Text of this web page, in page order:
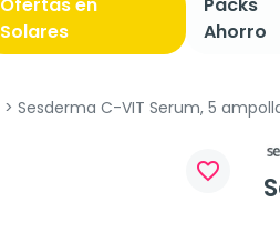
Solares
Ahorro
Sesderma C-VIT Serum, 5
favorite_border